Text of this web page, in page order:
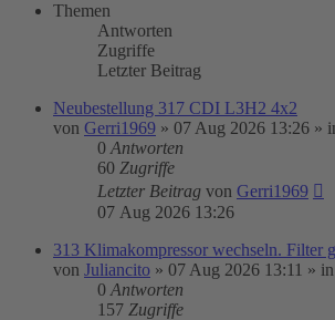
Themen
Antworten
Zugriffe
Letzter Beitrag
Neubestellung 317 CDI L3H2 4x2
von Gerri1969 » 07 Aug 2026 13:26 »
0 Antworten
60 Zugriffe
Letzter Beitrag von Gerri1969
07 Aug 2026 13:26
313 Klimakompressor wechseln. Filter
von Juliancito » 07 Aug 2026 13:11 » in
0 Antworten
157 Zugriffe